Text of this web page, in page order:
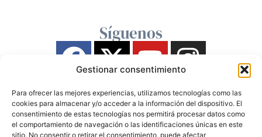
Gestionar consentimiento
Para ofrecer las mejores experiencias, utilizamos tecnologías como las
cookies para almacenar y/o acceder a la información del dispositivo. El
consentimiento de estas tecnologías nos permitirá procesar datos como
el comportamiento de navegación o las identificaciones únicas en este
sitio. No consentir o retirar el consentimiento, puede afectar
Síguenos